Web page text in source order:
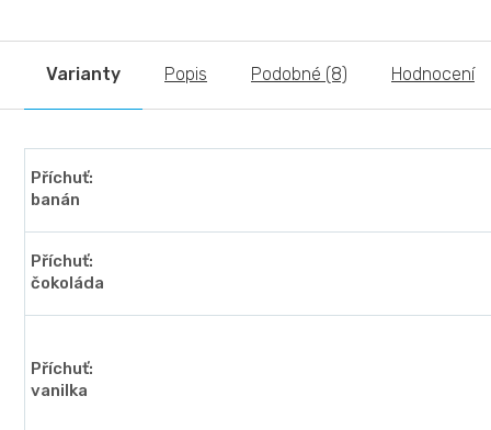
Varianty Popis Podobné (8) Hodnocení
Příchuť:
banán
Příchuť:
čokoláda
Příchuť:
vanilka